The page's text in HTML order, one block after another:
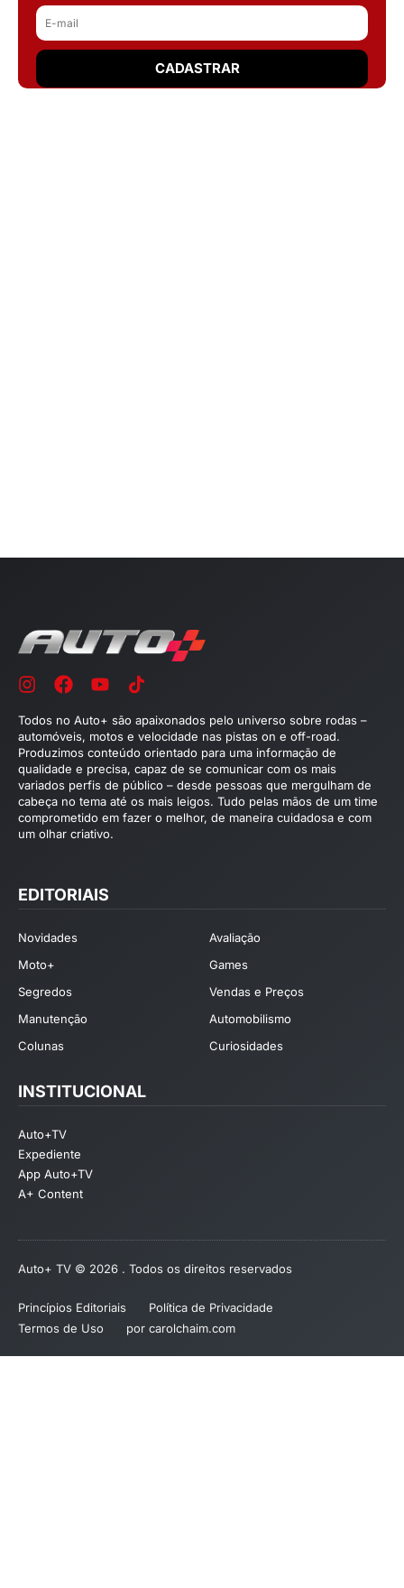
Todos no Auto+ são apaixonados pelo universo sobre rodas –
automóveis, motos e velocidade nas pistas on e off-road.
Produzimos conteúdo orientado para uma informação de
qualidade e precisa, capaz de se comunicar com os mais
variados perfis de público – desde pessoas que mergulham de
cabeça no tema até os mais leigos. Tudo pelas mãos de um time
comprometido em fazer o melhor, de maneira cuidadosa e com
um olhar criativo.
EDITORIAIS
Novidades
Avaliação
Moto+
Games
Segredos
Vendas e Preços
Manutenção
Automobilismo
Colunas
Curiosidades
INSTITUCIONAL
Auto+TV
Expediente
App Auto+TV
A+ Content
Auto+ TV © 2026 . Todos os direitos reservados
Princípios Editoriais
Política de Privacidade
Termos de Uso
por carolchaim.com